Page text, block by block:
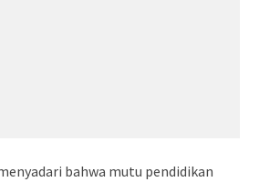
bahwa mutu pendidikan